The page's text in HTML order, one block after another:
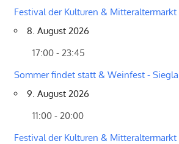
Festival der Kulturen & Mitteraltermarkt
8. August 2026
17:00 - 23:45
Sommer findet statt & Weinfest -
9. August 2026
11:00 - 20:00
Festival der Kulturen & Mitteraltermarkt